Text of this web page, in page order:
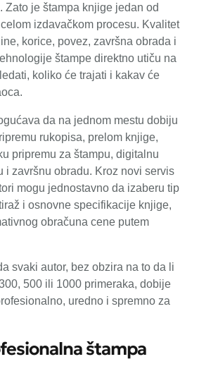
Zato je štampa knjige jedan od
izdavačkom procesu. Kvalitet
korice, povez, završna obrada i
štampe direktno utiču na
koliko će trajati i kakav će
da na jednom mestu dobiju
rukopisa, prelom knjige,
pripremu za štampu, digitalnu
i završnu obradu. Kroz novi servis
mogu jednostavno da izaberu tip
i osnovne specifikacije knjige,
obračuna cene putem
svaki autor, bez obzira na to da li
500 ili 1000 primeraka, dobije
uredno i spremno za
štampa